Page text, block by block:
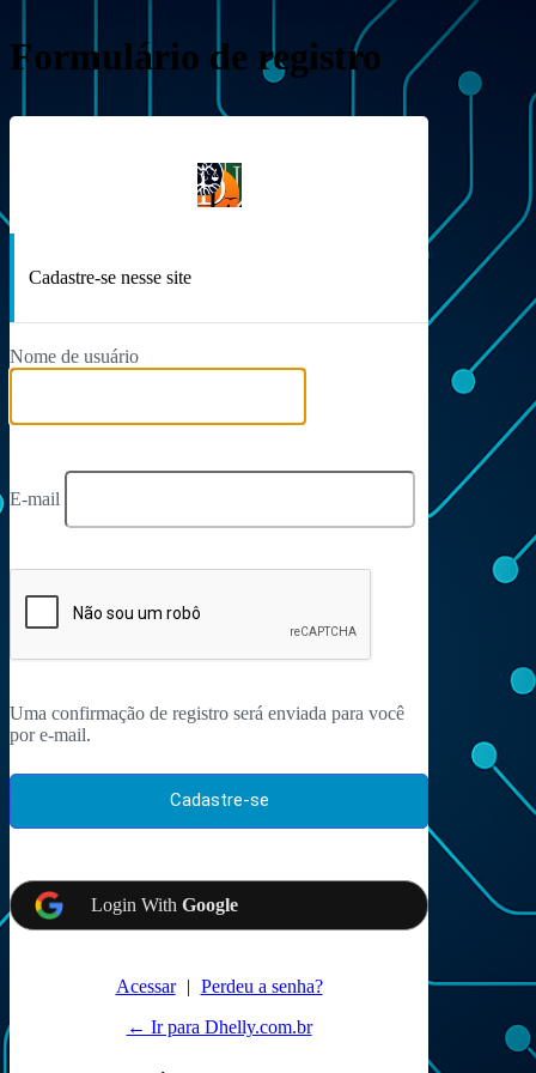
Formulário de registro
Cadastre-se nesse site
Nome de usuário
E-mail
Uma confirmação de registro será enviada para você
por e-mail.
Login With Google
Acessar | Perdeu a senha?
← Ir para Dhelly.com.br